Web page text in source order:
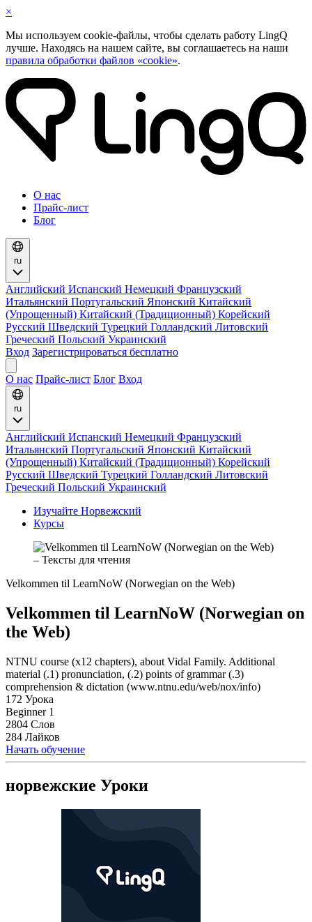
×
Мы используем cookie-файлы, чтобы сделать работу LingQ
лучше. Находясь на нашем сайте, вы соглашаетесь на наши
правила обработки файлов «cookie».
О нас
Прайс-лист
Блог
ru
Английский Испанский Немецкий Французский
Итальянский Португальский Японский Китайский
(Упрощенный) Китайский (Традиционный) Корейский
Русский Шведский Турецкий Голландский Литовский
Греческий Польский Украинский
Вход Зарегистрироваться бесплатно
О нас Прайс-лист Блог Вход
ru
Английский Испанский Немецкий Французский
Итальянский Португальский Японский Китайский
(Упрощенный) Китайский (Традиционный) Корейский
Русский Шведский Турецкий Голландский Литовский
Греческий Польский Украинский
Изучайте Норвежский
Курсы
Velkommen til LearnNoW (Norwegian on the Web)
Velkommen til LearnNoW (Norwegian on
the Web)
NTNU course (x12 chapters), about Vidal Family. Additional
material (.1) pronunciation, (.2) points of grammar (.3)
comprehension & dictation (www.ntnu.edu/web/nox/info)
172 Урока
Beginner 1
2804 Слов
284 Лайков
Начать обучение
норвежские Уроки